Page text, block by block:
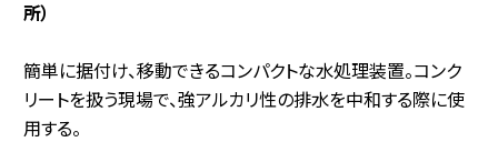
所）
簡単に据付け、移動できるコンパクトな水処理装置。コンク
リートを扱う現場で、強アルカリ性の排水を中和する際に使
用する。